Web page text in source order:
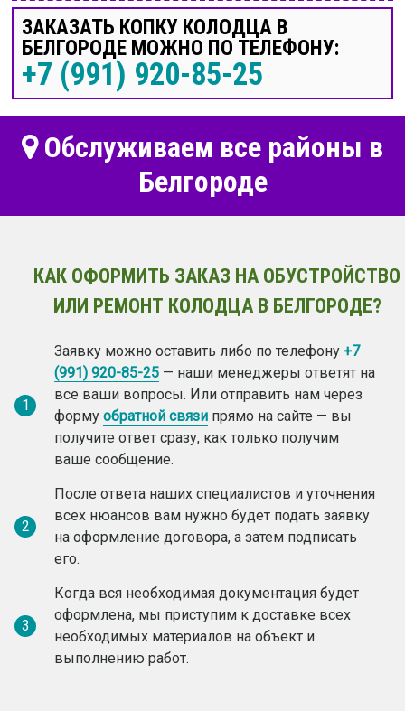
ЗАКАЗАТЬ КОПКУ КОЛОДЦА В
БЕЛГОРОДЕ МОЖНО ПО ТЕЛЕФОНУ:
+7 (991) 920-85-25
Обслуживаем все районы в
Белгороде
КАК ОФОРМИТЬ ЗАКАЗ НА ОБУСТРОЙСТВО
ИЛИ РЕМОНТ КОЛОДЦА В БЕЛГОРОДЕ?
1
Заявку можно оставить либо по телефону +7
(991) 920-85-25 — наши менеджеры ответят на
все ваши вопросы. Или отправить нам через
форму обратной связи прямо на сайте — вы
получите ответ сразу, как только получим
ваше сообщение.
2
После ответа наших специалистов и уточнения
всех нюансов вам нужно будет подать заявку
на оформление договора, а затем подписать
его.
3
Когда вся необходимая документация будет
оформлена, мы приступим к доставке всех
необходимых материалов на объект и
выполнению работ.